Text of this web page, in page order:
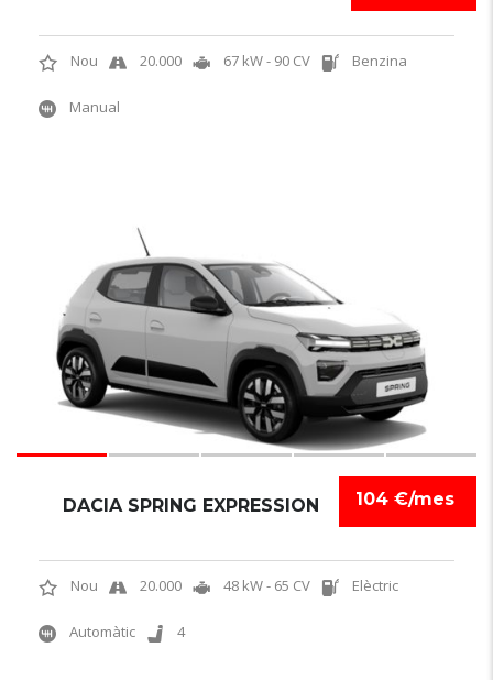
Nou 20.000 67 kW - 90 CV Benzina
Manual
104 €/mes
DACIA SPRING EXPRESSION
Nou 20.000 48 kW - 65 CV Elèctric
Automàtic 4